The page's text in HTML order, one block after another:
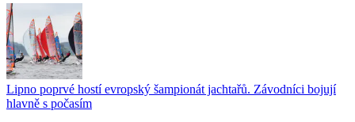
Lipno poprvé hostí evropský šampionát jachtařů. Závodníci bojují
hlavně s počasím